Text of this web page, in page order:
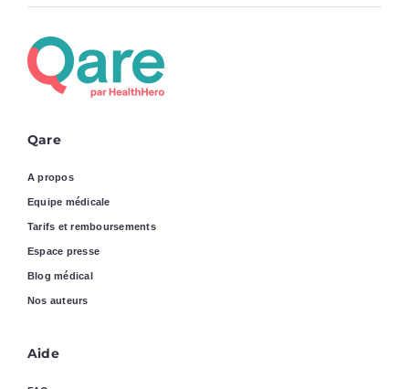
Qare
A propos
Equipe médicale
Tarifs et remboursements
Espace presse
Blog médical
Nos auteurs
Aide